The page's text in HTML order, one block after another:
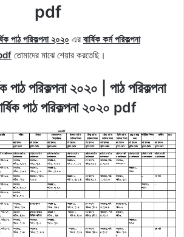
pdf
পাঠ পরিকল্পনা ২০২০ এর বার্ষিক কর্ম পরিকল্পনা
pdf তোমাদের মাঝে শেয়ার করতেছি।
পাঠ পরিকল্পনা ২০২০ | পাঠ পরিকল্পনা
পাঠ পরিকল্পনা ২০২০ pdf